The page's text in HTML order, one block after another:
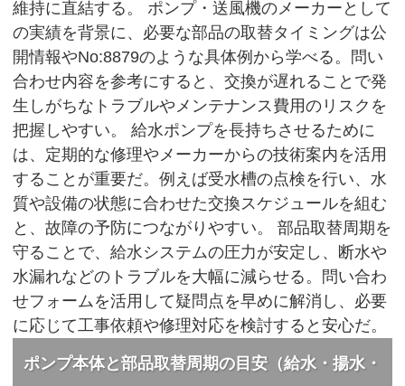
維持に直結する。 ポンプ・送風機のメーカーとして
の実績を背景に、必要な部品の取替タイミングは公
開情報やNo:8879のような具体例から学べる。問い
合わせ内容を参考にすると、交換が遅れることで発
生しがちなトラブルやメンテナンス費用のリスクを
把握しやすい。 給水ポンプを長持ちさせるために
は、定期的な修理やメーカーからの技術案内を活用
することが重要だ。例えば受水槽の点検を行い、水
質や設備の状態に合わせた交換スケジュールを組む
と、故障の予防につながりやすい。 部品取替周期を
守ることで、給水システムの圧力が安定し、断水や
水漏れなどのトラブルを大幅に減らせる。問い合わ
せフォームを活用して疑問点を早めに解消し、必要
に応じて工事依頼や修理対応を検討すると安心だ。
ポンプ本体と部品取替周期の目安（給水・揚水・